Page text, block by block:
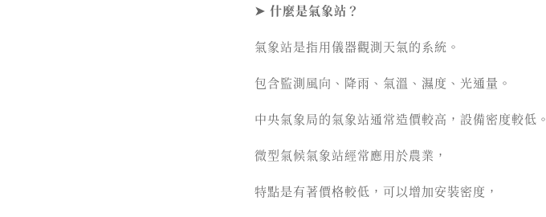
➤ 什麼是氣象站？
氣象站是指用儀器觀測天氣的系統。
包含監測風向、降雨、氣溫、濕度、光通量。
中央氣象局的氣象站通常造價較高，設備密度較低。
微型氣候氣象站經常應用於農業，
特點是有著價格較低，可以增加安裝密度，